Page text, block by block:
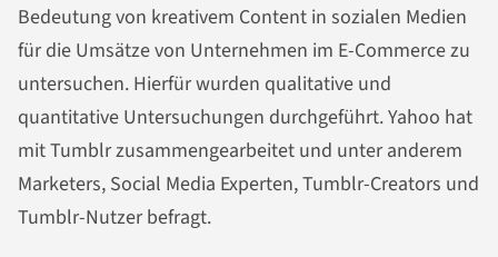
Bedeutung von kreativem Content in sozialen Medien
für die Umsätze von Unternehmen im E-Commerce zu
untersuchen. Hierfür wurden qualitative und
quantitative Untersuchungen durchgeführt. Yahoo hat
mit Tumblr zusammengearbeitet und unter anderem
Marketers, Social Media Experten, Tumblr-Creators und
Tumblr-Nutzer befragt.